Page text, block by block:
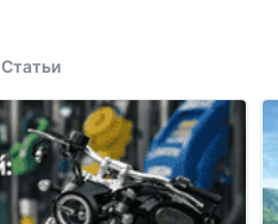
Статьи